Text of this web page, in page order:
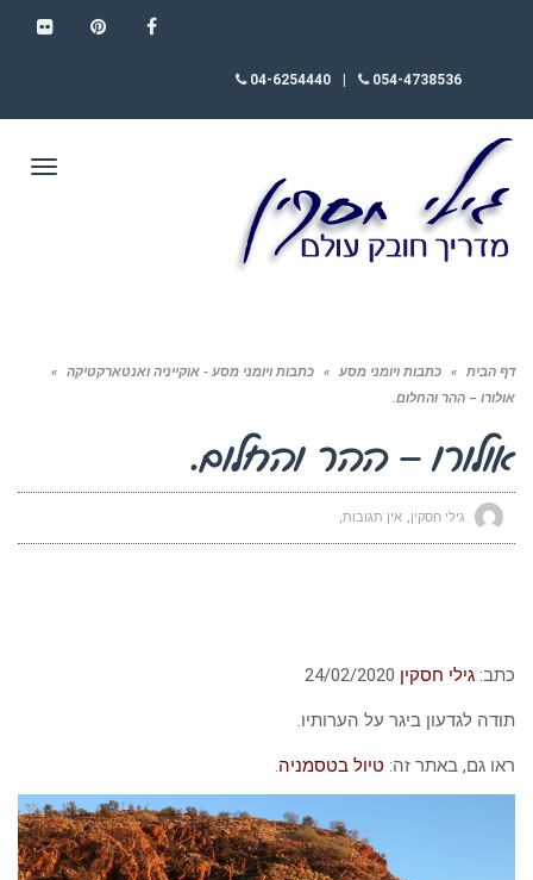
054-4738536
04-6254440
דף הבית » כתבות ויומני מסע » כתבות ויומני מסע - אוקייניה ואנטארקטיקה
»
אולורו – ההר והחלום.
אולורו – ההר והחלום.
גילי חסקין אין תגובות
כתב: גילי חסקין
תודה לגדעון ביגר על הערותיו.
ראו גם, באתר זה: טיול בטסמניה.